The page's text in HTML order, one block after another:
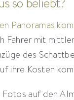
Panoramas
Fahrer mit
des
ihre Kosten
Fotos auf den